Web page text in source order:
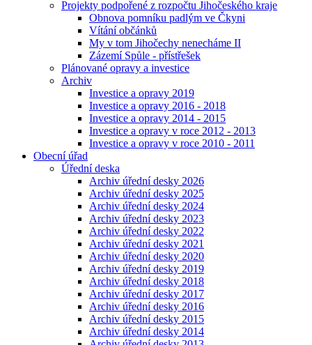
Projekty podpořené z rozpočtu Jihočeského kraje
Obnova pomníku padlým ve Čkyni
Vítání občánků
My v tom Jihočechy nenecháme II
Zázemí Spůle - přístřešek
Plánované opravy a investice
Archiv
Investice a opravy 2019
Investice a opravy 2016 - 2018
Investice a opravy 2014 - 2015
Investice a opravy v roce 2012 - 2013
Investice a opravy v roce 2010 - 2011
Obecní úřad
Úřední deska
Archiv úřední desky 2026
Archiv úřední desky 2025
Archiv úřední desky 2024
Archiv úřední desky 2023
Archiv úřední desky 2022
Archiv úřední desky 2021
Archiv úřední desky 2020
Archiv úřední desky 2019
Archiv úřední desky 2018
Archiv úřední desky 2017
Archiv úřední desky 2016
Archiv úřední desky 2015
Archiv úřední desky 2014